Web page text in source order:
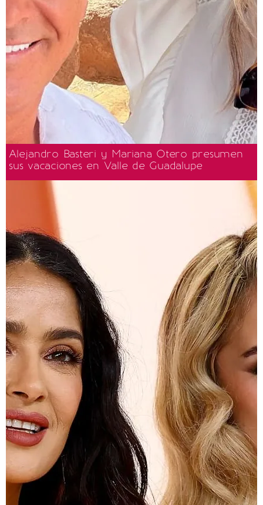
Alejandro Basteri y Mariana Otero presumen
sus vacaciones en Valle de Guadalupe